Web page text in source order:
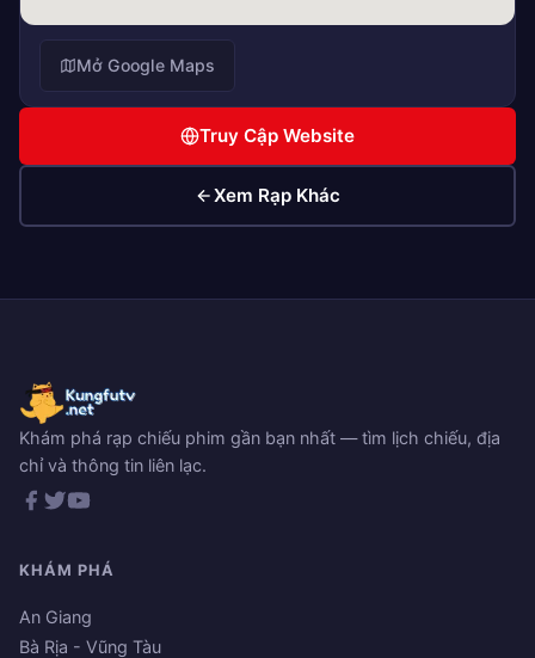
Mở Google Maps
Truy Cập Website
Xem Rạp Khác
Khám phá rạp chiếu phim gần bạn nhất — tìm lịch chiếu, địa
chỉ và thông tin liên lạc.
KHÁM PHÁ
An Giang
Bà Rịa - Vũng Tàu